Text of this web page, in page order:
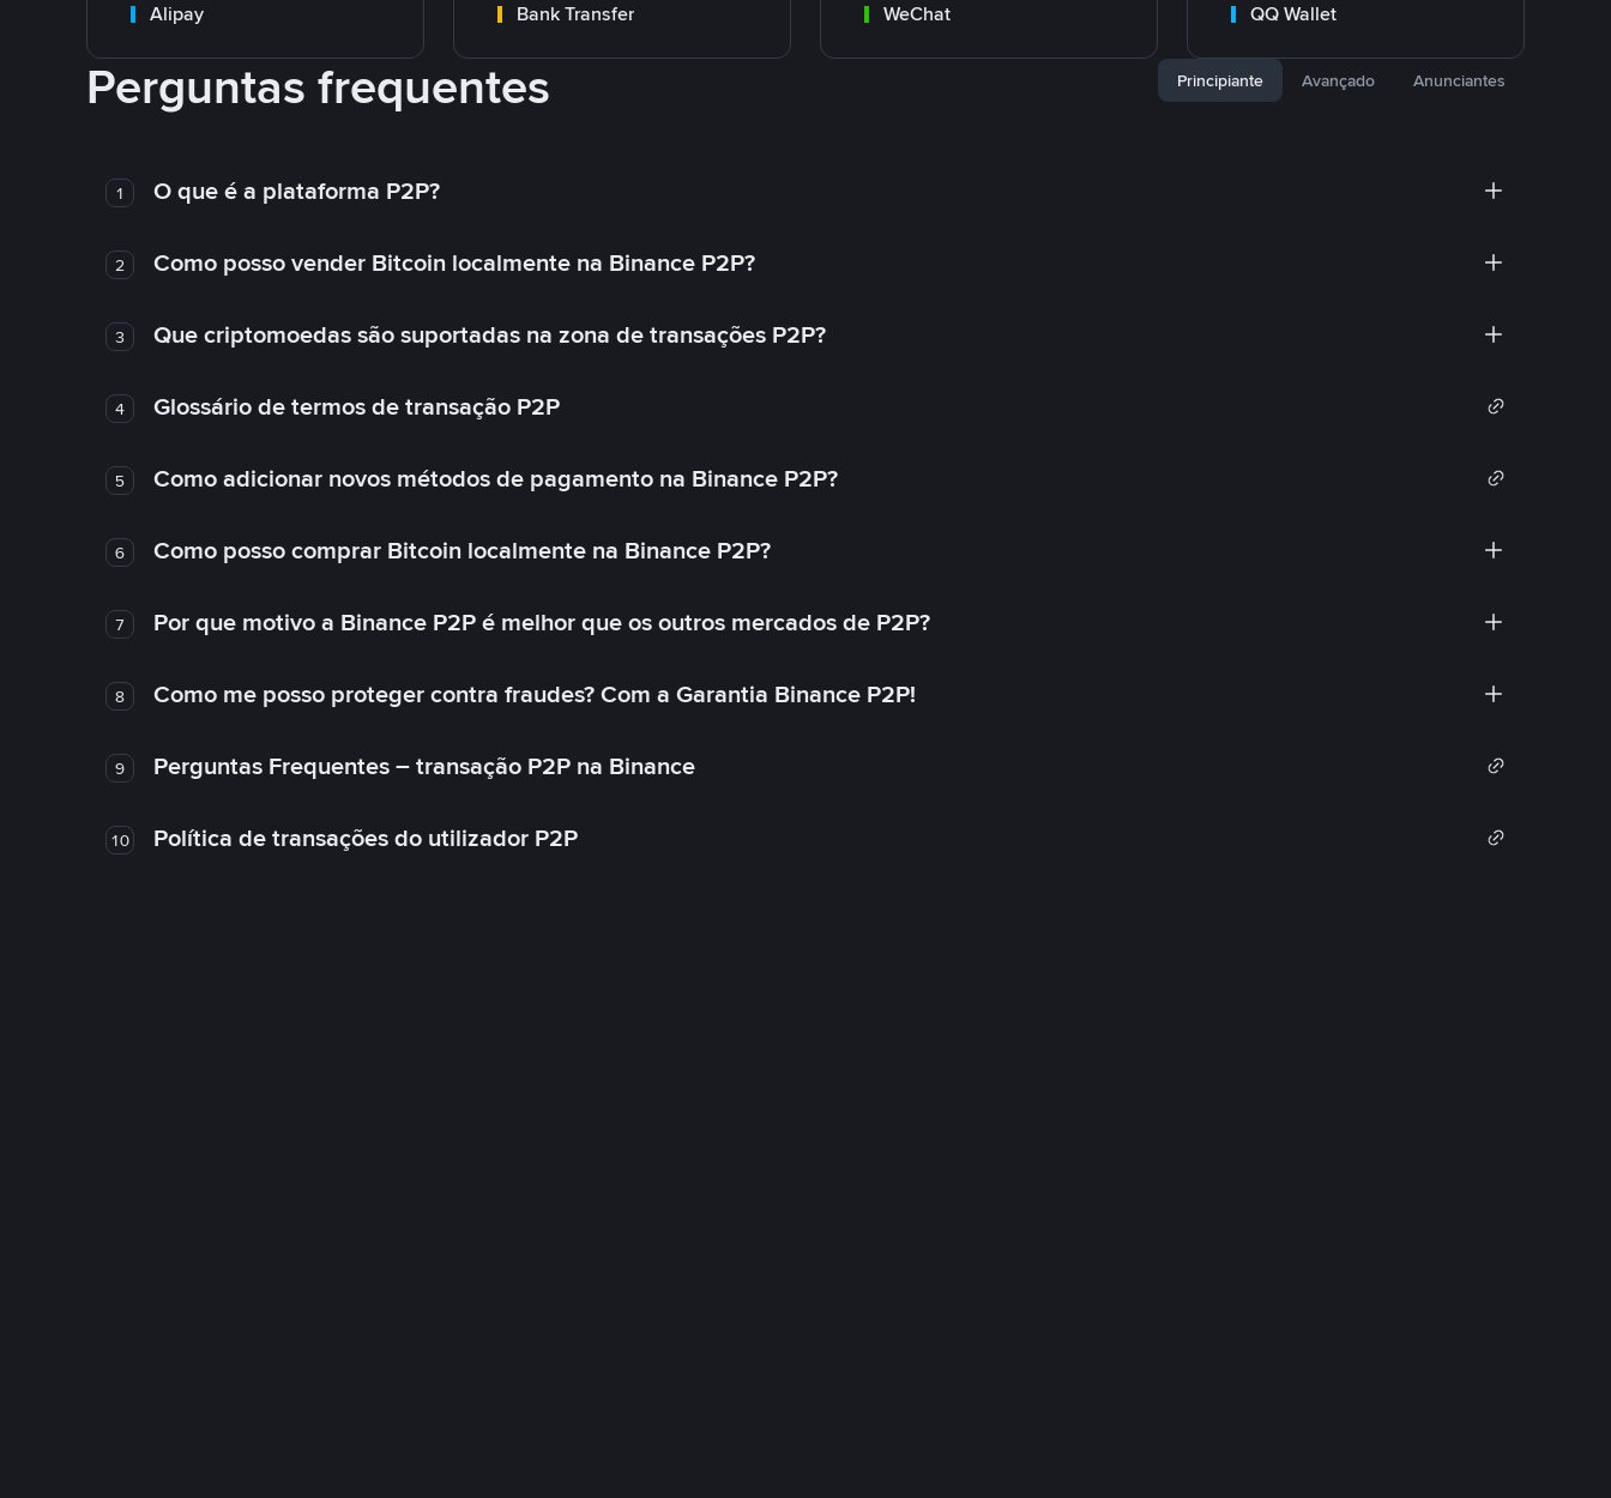
Alipay Bank Transfer WeChat QQ Wallet
Perguntas frequentes Principiante Avançado Anunciantes
1 O que é a plataforma P2P?
2 Como posso vender Bitcoin localmente na Binance P2P?
3 Que criptomoedas são suportadas na zona de transações P2P?
4 Glossário de termos de transação P2P
5 Como adicionar novos métodos de pagamento na Binance P2P?
6 Como posso comprar Bitcoin localmente na Binance P2P?
7 Por que motivo a Binance P2P é melhor que os outros mercados de P2P?
8 Como me posso proteger contra fraudes? Com a Garantia Binance P2P!
9 Perguntas Frequentes – transação P2P na Binance
10 Política de transações do utilizador P2P